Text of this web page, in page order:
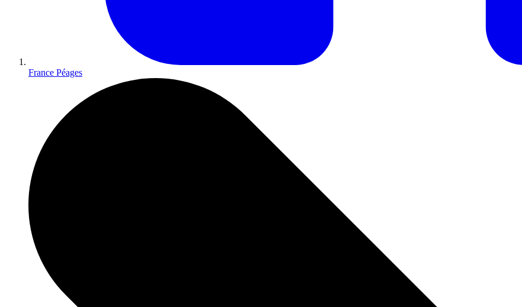
France Péages